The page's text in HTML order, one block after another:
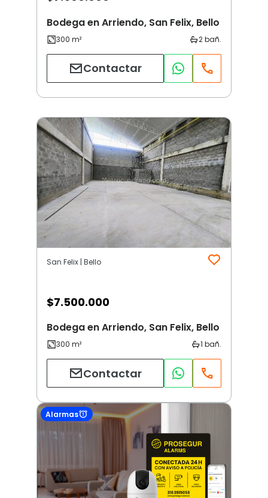
Bodega en Arriendo, San Felix, Bello
Contactar
San Felix | Bello
$7.500.000
Bodega en Arriendo, San Felix, Bello
Contactar
Alarmas